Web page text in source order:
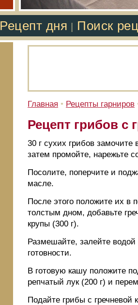
Рецепт дня Поиск
Главная • Рецепты гарниров
Рецепт грибов с
30 г сухих грибов замочите
затем промойте, нарежьте
Посолите, поперчите и
масле.
После этого положите их в
толстым дном, добавьте
крупы (300 г).
Размешайте, залейте водой
готовности.
В готовую кашу положите
репчатый лук (200 г) и
Подайте грибы с